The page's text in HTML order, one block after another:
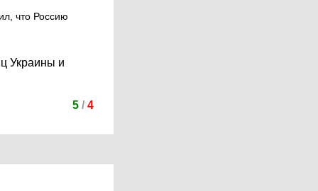
что Россию
Украины и
5/ 4